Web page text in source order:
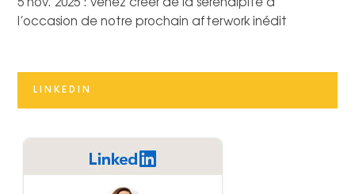
l’occasion de notre prochain afterwork inédit
LINKEDIN